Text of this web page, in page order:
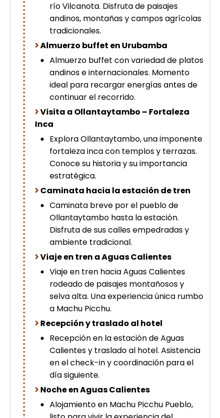
río Vilcanota. Disfruta de paisajes
andinos, montañas y campos agrícolas
tradicionales.
Almuerzo buffet en Urubamba
Almuerzo buffet con variedad de platos
andinos e internacionales. Momento
ideal para recargar energías antes de
continuar el recorrido.
Visita a Ollantaytambo – Fortaleza
Inca
Explora Ollantaytambo, una imponente
fortaleza inca con templos y terrazas.
Conoce su historia y su importancia
estratégica.
Caminata hacia la estación de tren
Caminata breve por el pueblo de
Ollantaytambo hasta la estación.
Disfruta de sus calles empedradas y
ambiente tradicional.
Viaje en tren a Aguas Calientes
Viaje en tren hacia Aguas Calientes
rodeado de paisajes montañosos y
selva alta. Una experiencia única rumbo
a Machu Picchu.
Recepción y traslado al hotel
Recepción en la estación de Aguas
Calientes y traslado al hotel. Asistencia
en el check-in y coordinación para el
día siguiente.
Noche en Aguas Calientes
Alojamiento en Machu Picchu Pueblo,